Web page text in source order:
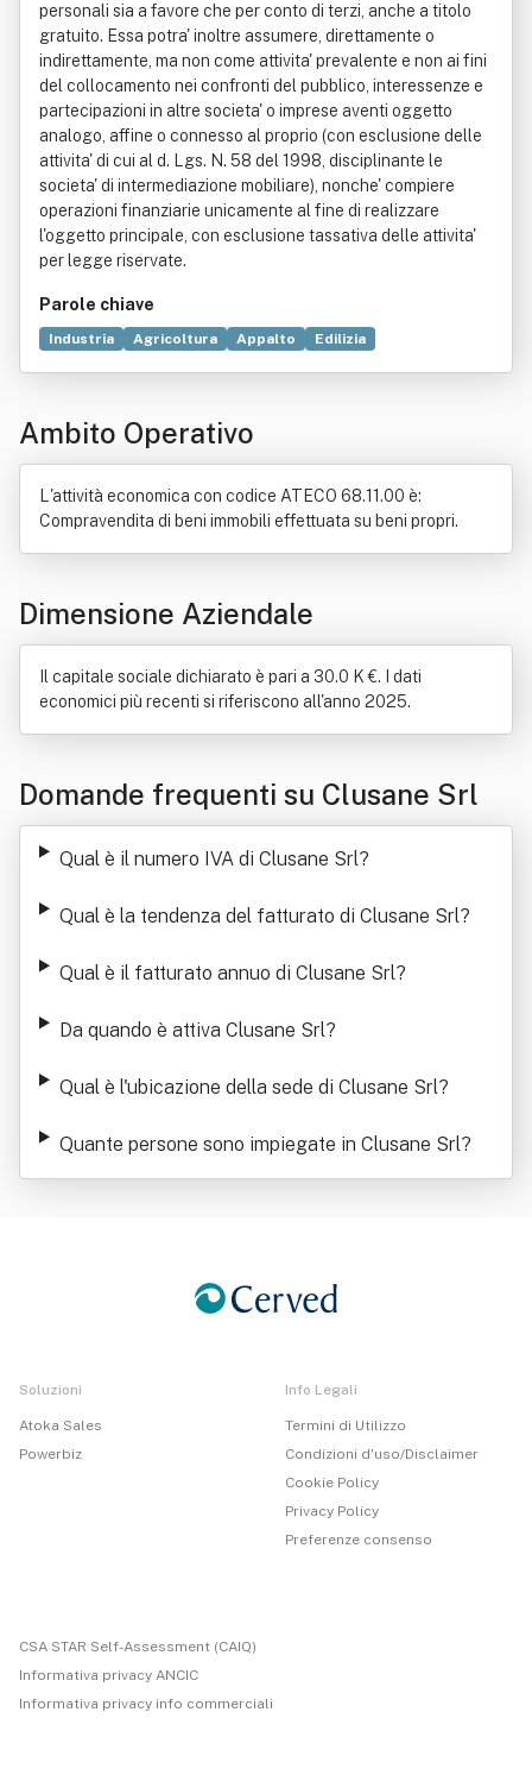
personali sia a favore che per conto di terzi, anche a titolo
gratuito. Essa potra' inoltre assumere, direttamente o
indirettamente, ma non come attivita' prevalente e non ai fini
del collocamento nei confronti del pubblico, interessenze e
partecipazioni in altre societa' o imprese aventi oggetto
analogo, affine o connesso al proprio (con esclusione delle
attivita' di cui al d. Lgs. N. 58 del 1998, disciplinante le
societa' di intermediazione mobiliare), nonche' compiere
operazioni finanziarie unicamente al fine di realizzare
l'oggetto principale, con esclusione tassativa delle attivita'
per legge riservate.
Parole chiave
Industria Agricoltura Appalto
Edilizia
Commercio
Ferrovia Fiume
Ambito Operativo
L'attività economica con codice ATECO 68.11.00 è:
Compravendita di beni immobili effettuata su beni propri.
Dimensione Aziendale
Il capitale sociale dichiarato è pari a 30.0 K €. I dati
economici più recenti si riferiscono all'anno 2025.
Domande frequenti su Clusane Srl
Qual è il numero IVA di Clusane Srl?
Qual è la tendenza del fatturato di Clusane Srl?
Qual è il fatturato annuo di Clusane Srl?
Da quando è attiva Clusane Srl?
Qual è l'ubicazione della sede di Clusane Srl?
Quante persone sono impiegate in Clusane Srl?
Soluzioni
Atoka Sales
Powerbiz
Info Legali
Termini di Utilizzo
Condizioni d'uso/Disclaimer
Cookie Policy
Privacy Policy
Preferenze consenso
CSA STAR Self-Assessment (CAIQ)
Informativa privacy ANCIC
Informativa privacy info commerciali